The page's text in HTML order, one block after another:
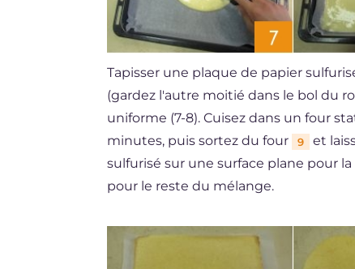
Tapisser une plaque de papier
(gardez l'autre moitié dans le bol du
uniforme (7-8). Cuisez dans un four
minutes, puis sortez du four
9
et
sulfurisé sur une surface plane pour
pour le reste du mélange.